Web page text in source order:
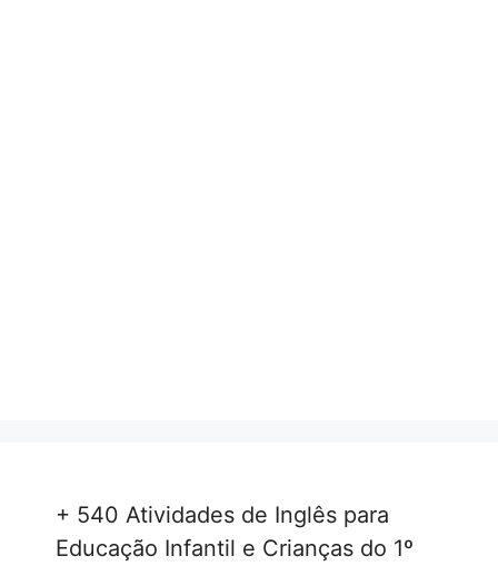
+ 540 Atividades de Inglês para
Educação Infantil e Crianças do 1º